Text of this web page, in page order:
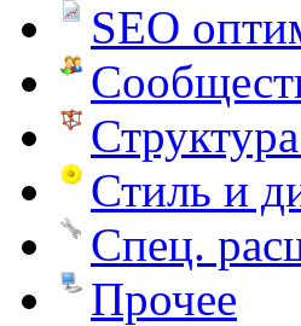
SEO
Стиль и
Спец.
Прочее